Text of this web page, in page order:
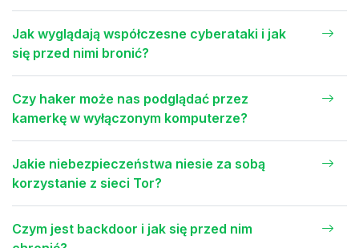
Jak wyglądają współczesne cyberataki i jak
się przed nimi bronić?
Czy haker może nas podglądać przez
kamerkę w wyłączonym komputerze?
Jakie niebezpieczeństwa niesie za sobą
korzystanie z sieci Tor?
Czym jest backdoor i jak się przed nim